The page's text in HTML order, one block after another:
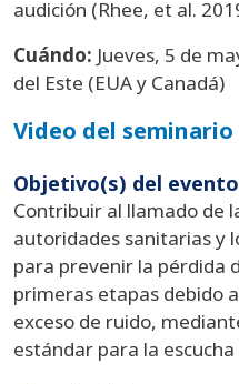
audición (Rhee, et al.
Cuándo: Jueves, 5 de
del Este (EUA y Canadá)
Video del seminario
Objetivo(s) del evento
Contribuir al llamado de
autoridades sanitarias y
para prevenir la pérdida
primeras etapas debido
exceso de ruido,
estándar para la escucha